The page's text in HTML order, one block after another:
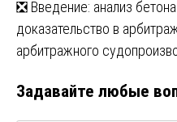
❎ Введение: анализ
доказательство в
арбитражного
Задавайте любые